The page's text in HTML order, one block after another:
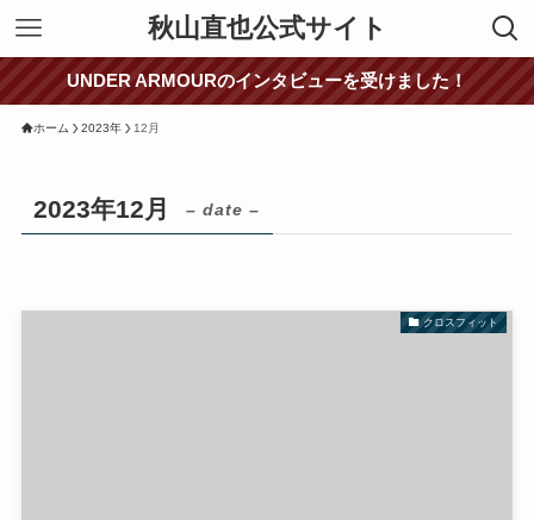
秋山直也公式サイト
UNDER ARMOURのインタビューを受けました！
ホーム 2023年 12月
2023年12月 – date –
クロスフィット